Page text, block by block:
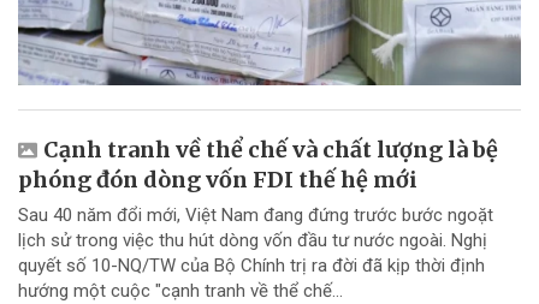
Cạnh tranh về thể chế và chất lượng là bệ
phóng đón dòng vốn FDI thế hệ mới
Sau 40 năm đổi mới, Việt Nam đang đứng trước bước ngoặt
lịch sử trong việc thu hút dòng vốn đầu tư nước ngoài. Nghị
quyết số 10-NQ/TW của Bộ Chính trị ra đời đã kịp thời định
hướng một cuộc "cạnh tranh về thể chế...